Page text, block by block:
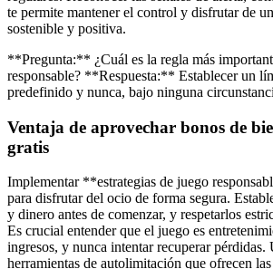
te permite mantener el control y disfrutar de
sostenible y positiva.
**Pregunta:** ¿Cuál es la regla más
responsable? **Respuesta:** Establecer un
predefinido y nunca, bajo ninguna
Ventaja de aprovechar bonos de
gratis
Implementar **estrategias de juego
para disfrutar del ocio de forma segura.
y dinero antes de comenzar, y respetarlos
Es crucial entender que el juego es
ingresos, y nunca intentar recuperar pérdidas.
herramientas de autolimitación que ofrecen